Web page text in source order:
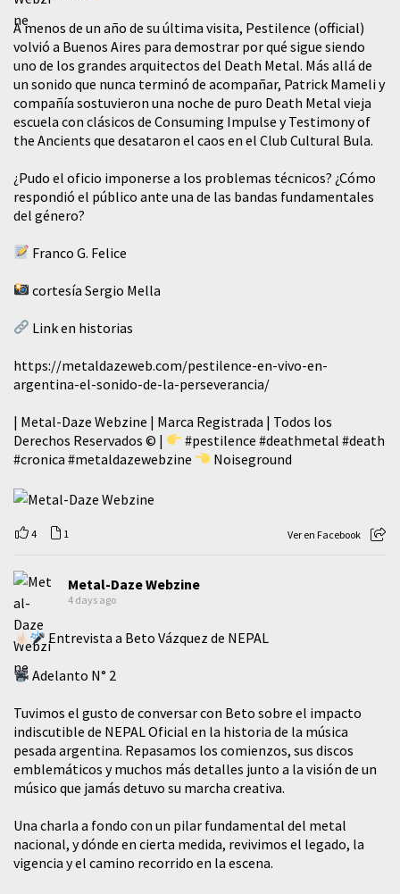
A menos de un año de su última visita, Pestilence (official)
volvió a Buenos Aires para demostrar por qué sigue siendo
uno de los grandes arquitectos del Death Metal. Más allá de
un sonido que nunca terminó de acompañar, Patrick Mameli y
compañía sostuvieron una noche de puro Death Metal vieja
escuela con clásicos de Consuming Impulse y Testimony of
the Ancients que desataron el caos en el Club Cultural Bula.
¿Pudo el oficio imponerse a los problemas técnicos? ¿Cómo
respondió el público ante una de las bandas fundamentales
del género?
Franco G. Felice
cortesía Sergio Mella
Link en historias
https://metaldazeweb.com/pestilence-en-vivo-en-
argentina-el-sonido-de-la-perseverancia/
| Metal-Daze Webzine | Marca Registrada | Todos los
Derechos Reservados © |
#pestilence #deathmetal #death
#cronica #metaldazewebzine Noiseground
4 1 Ver en Facebook
Metal-Daze Webzine
4 days ago
Entrevista a Beto Vázquez de NEPAL
Adelanto N° 2
Tuvimos el gusto de conversar con Beto sobre el impacto
indiscutible de NEPAL Oficial en la historia de la música
pesada argentina. Repasamos los comienzos, sus discos
emblemáticos y muchos más detalles junto a la visión de un
músico que jamás detuvo su marcha creativa.
​Una charla a fondo con un pilar fundamental del metal
nacional, y dónde en cierta medida, revivimos el legado, la
vigencia y el camino recorrido en la escena.